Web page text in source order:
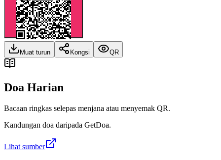
Muat turun Kongsi QR
Doa Harian
Bacaan ringkas selepas menjana atau menyemak QR.
Kandungan doa daripada GetDoa.
Lihat sumber